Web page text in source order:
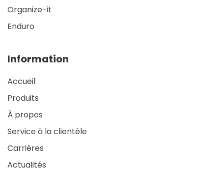
Organize-it
Enduro
Information
Accueil
Produits
À propos
Service à la clientèle
Carrières
Actualités